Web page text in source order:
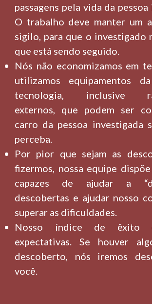
passagens pela vida da pessoa
O trabalho deve manter um
sigilo, para que o investigado
que está sendo seguido.
Nós não economizamos em
utilizamos equipamentos
tecnologia, inclusive
externos, que podem ser
carro da pessoa investigada
perceba.
Por pior que sejam as
fizermos, nossa equipe
capazes de ajudar a
descobertas e ajudar nosso
superar as dificuldades.
Nosso índice de êxito
expectativas. Se houver
descoberto, nós iremos
você.